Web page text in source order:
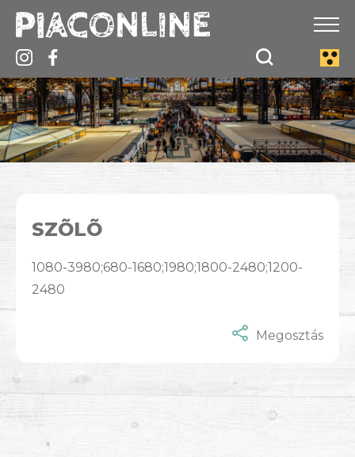
SZÕLÕ
1080-3980;680-1680;1980;1800-2480;1200-
2480
Megosztás